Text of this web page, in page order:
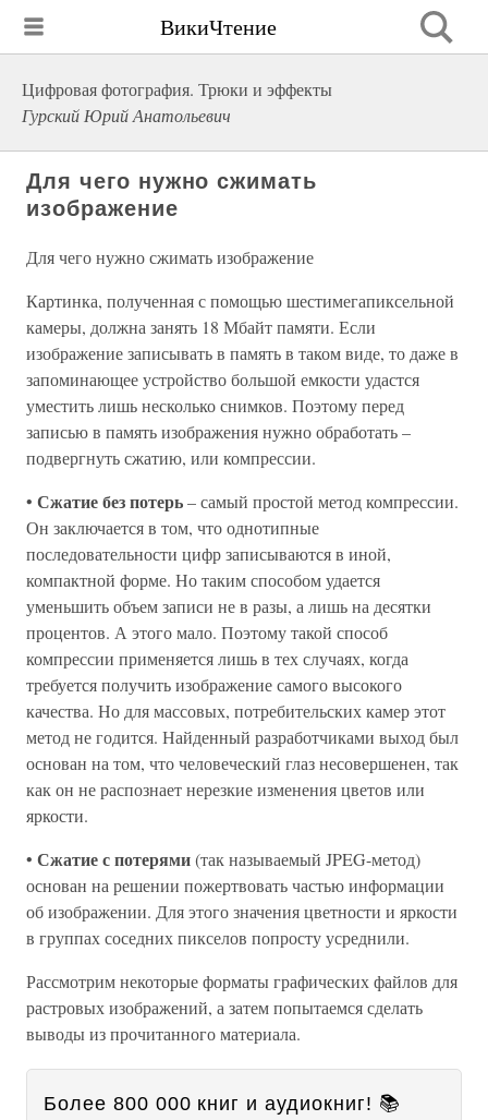
ВикиЧтение
Цифровая фотография. Трюки и эффекты
Гурский Юрий Анатольевич
Для чего нужно сжимать
изображение
Для чего нужно сжимать изображение
Картинка, полученная с помощью шестимегапиксельной
камеры, должна занять 18 Мбайт памяти. Если
изображение записывать в память в таком виде, то даже в
запоминающее устройство большой емкости удастся
уместить лишь несколько снимков. Поэтому перед
записью в память изображения нужно обработать –
подвергнуть сжатию, или компрессии.
• Сжатие без потерь– самый простой метод компрессии.
Он заключается в том, что однотипные
последовательности цифр записываются в иной,
компактной форме. Но таким способом удается
уменьшить объем записи не в разы, а лишь на десятки
процентов. А этого мало. Поэтому такой способ
компрессии применяется лишь в тех случаях, когда
требуется получить изображение самого высокого
качества. Но для массовых, потребительских камер этот
метод не годится. Найденный разработчиками выход был
основан на том, что человеческий глаз несовершенен, так
как он не распознает нерезкие изменения цветов или
яркости.
• Сжатие с потерями(так называемый JPEG-метод)
основан на решении пожертвовать частью информации
об изображении. Для этого значения цветности и яркости
в группах соседних пикселов попросту усреднили.
Рассмотрим некоторые форматы графических файлов для
растровых изображений, а затем попытаемся сделать
выводы из прочитанного материала.
Более 800 000 книг и аудиокниг! 📚